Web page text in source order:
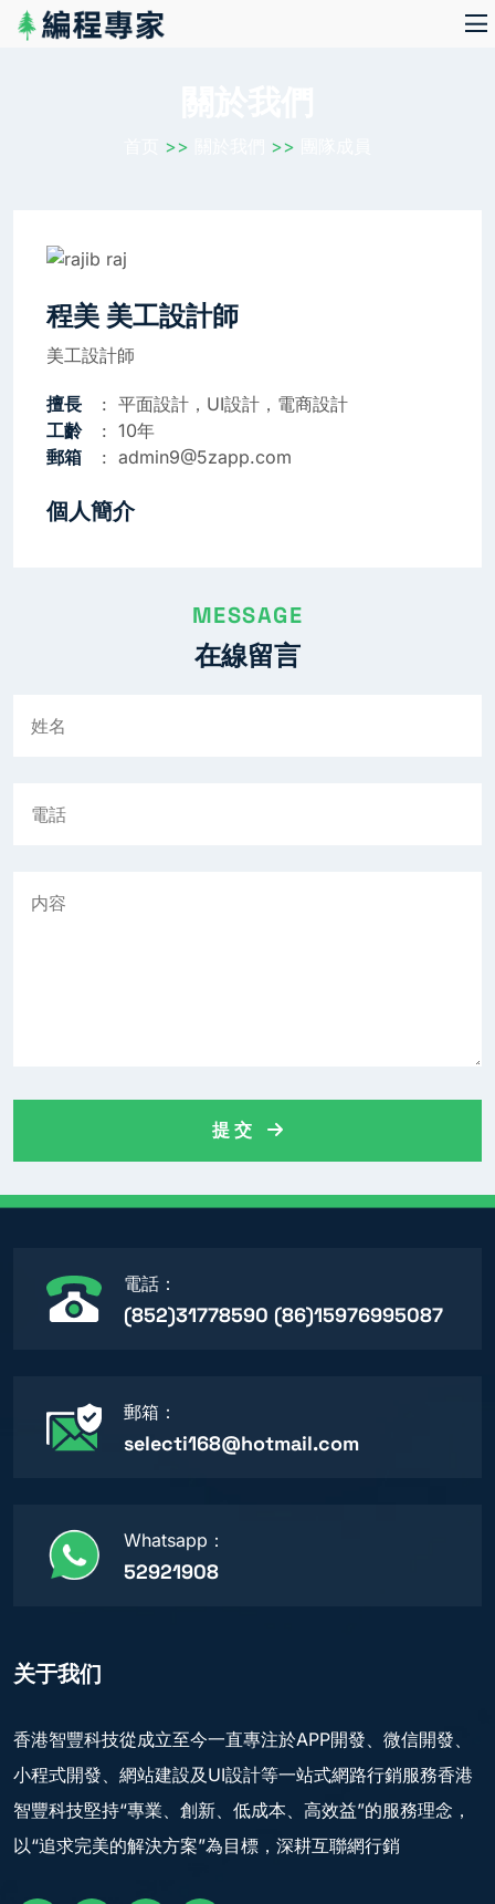
>> >>
程美 美工設計師
美工設計師
擅長
平面設計，UI設計，電商設計
工齡
10年
郵箱
admin9@5zapp.com
個人簡介
MESSAGE
在線留言
提 交
電話：
(852)31778590 (86)15976995087
郵箱：
selecti168@hotmail.com
Whatsapp：
52921908
关于我们
香港智豐科技從成立至今一直專注於APP開發、微信開發、
小程式開發、網站建設及UI設計等一站式網路行銷服務香港
智豐科技堅持“專業、創新、低成本、高效益”的服務理念，
以“追求完美的解決方案”為目標，深耕互聯網行銷